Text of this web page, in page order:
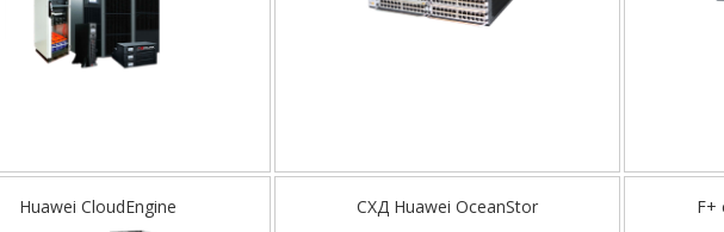
Huawei CloudEngine СХД Huawei OceanStor F+